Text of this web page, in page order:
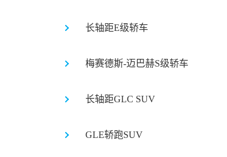
长轴距E级轿车
梅赛德斯-迈巴赫S级轿车
长轴距GLC SUV
GLE轿跑SUV